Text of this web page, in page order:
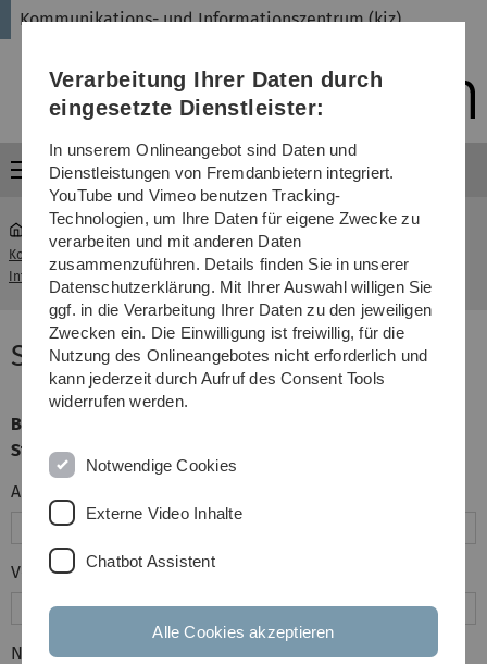
Direkt
Direkt
Direkt
(Sprache,
Drucken,
Media)
Direkt
Direkt
Kommunikations- und Informationszentrum (kiz)
Menü
Kommunikations- und
Informationszentrum (kiz)
...
Störungsmeldung Telefonanlage
Bitte verwenden Sie dieses Formular nur für
Störungsmeldungen im Bereich der Telefonie!
Anrede:
Vorname: *
Nachname:
Verarbeitung Ihrer Daten durch
eingesetzte Dienstleister:
In unserem Onlineangebot sind Daten und
Dienstleistungen von Fremdanbietern integriert.
YouTube und Vimeo benutzen Tracking-
Technologien, um Ihre Daten für eigene Zwecke zu
verarbeiten und mit anderen Daten
zusammenzuführen. Details finden Sie in unserer
Datenschutzerklärung. Mit Ihrer Auswahl willigen Sie
ggf. in die Verarbeitung Ihrer Daten zu den jeweiligen
Zwecken ein. Die Einwilligung ist freiwillig, für die
Nutzung des Onlineangebotes nicht erforderlich und
kann jederzeit durch Aufruf des Consent Tools
widerrufen werden.
Notwendige Cookies
Externe Video Inhalte
Chatbot Assistent
Alle Cookies akzeptieren